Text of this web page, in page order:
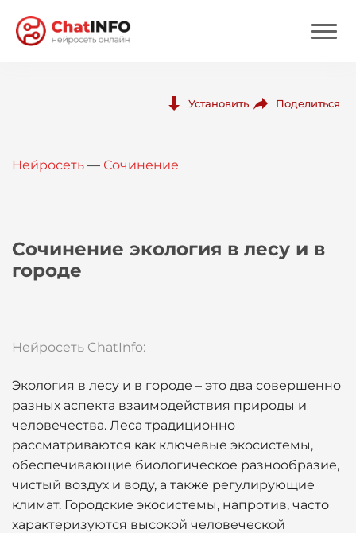
Вход
Установить Поделиться
Нейросеть — Сочинение
Сочинение экология в лесу и в
городе
Нейросеть ChatInfo:
Экология в лесу и в городе – это два совершенно
разных аспекта взаимодействия природы и
человечества. Леса традиционно
рассматриваются как ключевые экосистемы,
обеспечивающие биологическое разнообразие,
чистый воздух и воду, а также регулирующие
климат. Городские экосистемы, напротив, часто
характеризуются высокой человеческой